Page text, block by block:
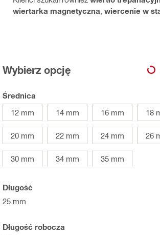
wiertarka magnetyczna wiercenie w
Wybierz opcję
Średnica
12 mm
14 mm 16 mm 18
20 mm 22 mm 24 mm 26
30 mm 34 mm 35 mm
Długość
25 mm
Długość robocza